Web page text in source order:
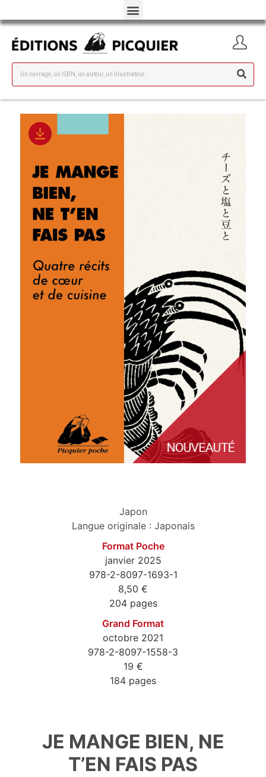
Japon
Langue originale : Japonais
Format Poche
janvier 2025
978-2-8097-1693-1
8,50 €
204 pages
Grand Format
octobre 2021
978-2-8097-1558-3
19 €
184 pages
JE MANGE BIEN, NE
T’EN FAIS PAS